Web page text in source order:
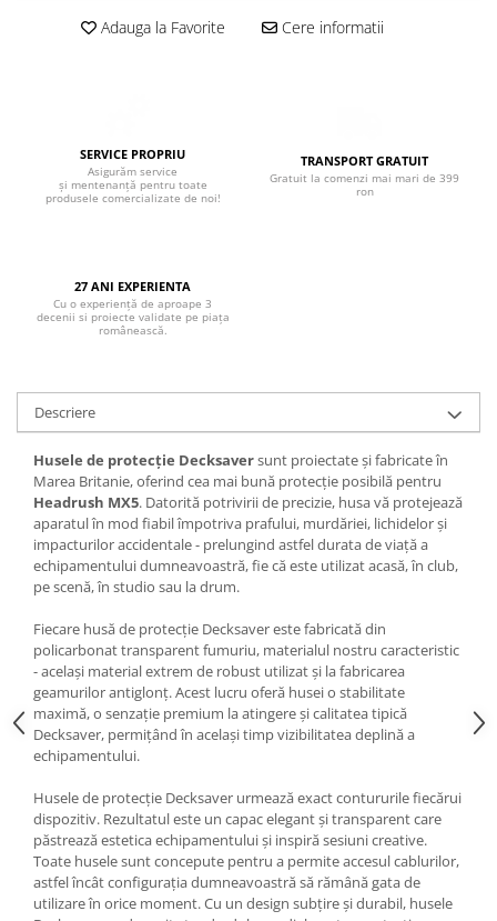
Boxe exterior
Boxe active
Soundbar
Pachete
Boxe portabile
Adauga la Favorite Cere informatii
SERVICE PROPRIU
Asigurăm service
și mentenanță pentru toate
produsele comercializate de noi!
TRANSPORT GRATUIT
Gratuit la comenzi mai mari de 399
ron
27 ANI EXPERIENTA
Cu o experiență de aproape 3
decenii si proiecte validate pe piața
românească.
Descriere
Husele de protecție Decksaversunt proiectate și fabricate în
Marea Britanie, oferind cea mai bună protecție posibilă pentru
Headrush MX5. Datorită potrivirii de precizie, husa vă protejează
aparatul în mod fiabil împotriva prafului, murdăriei, lichidelor și
impacturilor accidentale - prelungind astfel durata de viață a
echipamentului dumneavoastră, fie că este utilizat acasă, în club,
pe scenă, în studio sau la drum.
Fiecare husă de protecție Decksaver este fabricată din
policarbonat transparent fumuriu, materialul nostru caracteristic
- același material extrem de robust utilizat și la fabricarea
geamurilor antiglonț. Acest lucru oferă husei o stabilitate
maximă, o senzație premium la atingere și calitatea tipică
Decksaver, permițând în același timp vizibilitatea deplină a
echipamentului.
Husele de protecție Decksaver urmează exact contururile fiecărui
dispozitiv. Rezultatul este un capac elegant și transparent care
păstrează estetica echipamentului și inspiră sesiuni creative.
Toate husele sunt concepute pentru a permite accesul cablurilor,
astfel încât configurația dumneavoastră să rămână gata de
utilizare în orice moment. Cu un design subțire și durabil, husele